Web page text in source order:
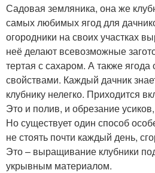
Садовая земляника, она же
самых любимых ягод для
огородники на своих участках
неё делают всевозможные
тертая с сахаром. А также
свойствами. Каждый дачник
клубнику нелегко. Приходится
Это и полив, и обрезание
Но существует один способ
не стоять почти каждый день,
Это – выращивание клубники
укрывным материалом.